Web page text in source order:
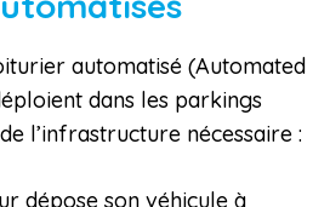
automatisé (Automated
dans les parkings
l’infrastructure nécessaire :
dépose son véhicule à